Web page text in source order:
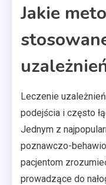
Jakie
Leczenie
podejścia i często
Jednym z
poznawczo-
pacjentom
prowadzące do